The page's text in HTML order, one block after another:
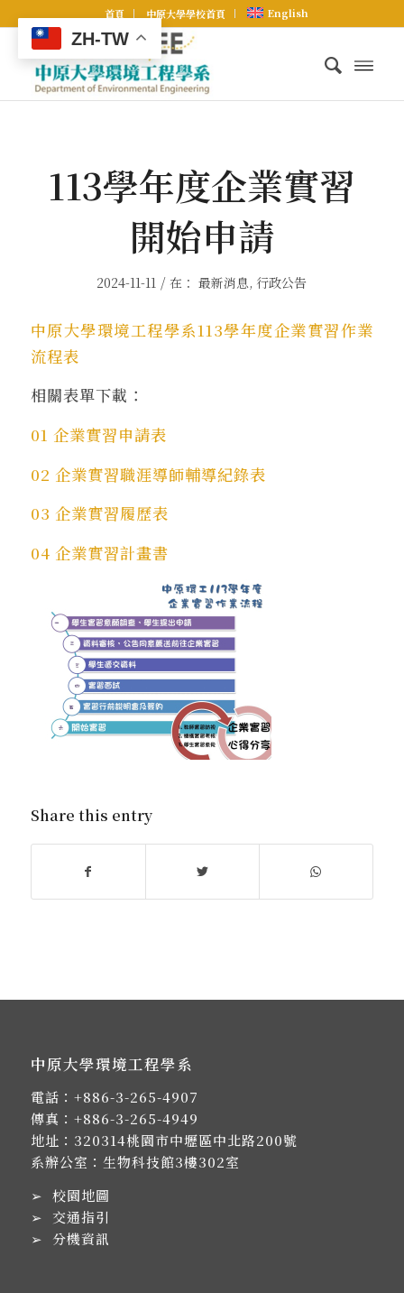
首頁 中原大學學校首頁 English
113學年度企業實習
開始申請
2024-11-11 / 在：最新消息, 行政公告
中原大學環境工程學系113學年度企業實習作業
流程表
相關表單下載：
01 企業實習申請表
02 企業實習職涯導師輔導紀錄表
03 企業實習履歷表
04 企業實習計畫書
Share this entry
中原大學環境工程學系
電話： +886-3-265-4907
傳真：+886-3-265-4949
地址： 320314桃園市中壢區中北路200號
系辦公室：生物科技館3樓302室
➢ 校園地圖
➢ 交通指引
➢ 分機資訊
ZH-TW